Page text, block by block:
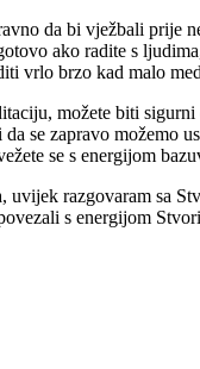
da bi vježbali prije
ako radite s
vrlo brzo kad malo
možete biti
se zapravo možemo
se s energijom
uvijek razgovaram sa
s energijom